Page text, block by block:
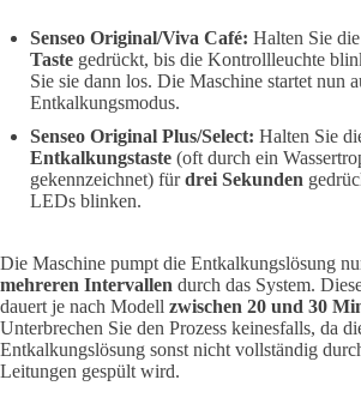
Senseo Original/Viva Café: Halten Sie die
Taste gedrückt, bis die Kontrollleuchte
Sie sie dann los. Die Maschine startet nun
Entkalkungsmodus.
Senseo Original Plus/Select: Halten Sie
Entkalkungstaste (oft durch ein
gekennzeichnet) fürdrei Sekunden
LEDs blinken.
Die Maschine pumpt die Entkalkungslösung
mehreren Intervallen durch das System.
dauert je nach Modell zwischen 20 und 30
Unterbrechen Sie den Prozess keinesfalls, da
Entkalkungslösung sonst nicht vollständig
Leitungen gespült wird.